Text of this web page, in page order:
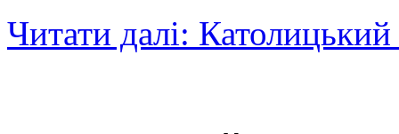
Читати далі: